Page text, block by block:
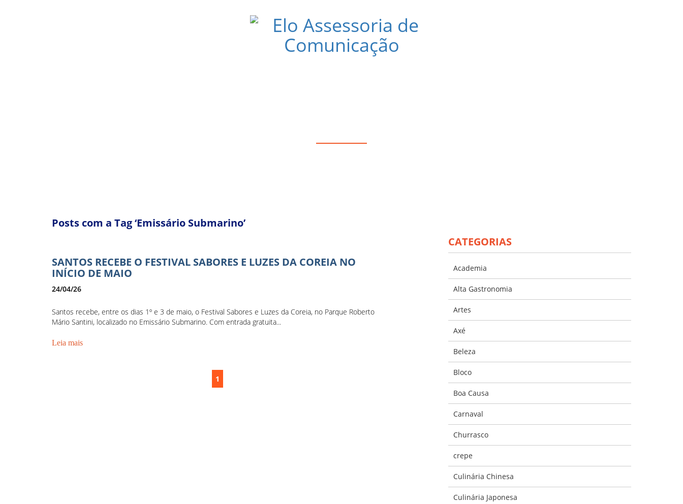
Posts com a Tag ‘Emissário Submarino’
SANTOS RECEBE O FESTIVAL SABORES E LUZES DA COREIA NO
INÍCIO DE MAIO
24/04/26
Santos recebe, entre os dias 1º e 3 de maio, o Festival Sabores e Luzes da Coreia, no Parque Roberto
Mário Santini, localizado no Emissário Submarino. Com entrada gratuita...
Leia mais
1
CATEGORIAS
Academia
Alta Gastronomia
Artes
Axé
Beleza
Bloco
Boa Causa
Carnaval
Churrasco
crepe
Culinária Chinesa
Culinária Japonesa